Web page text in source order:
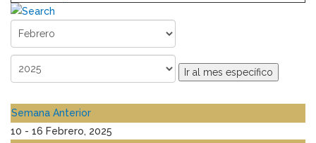
Ir al mes específico
Semana Anterior
10 - 16 Febrero, 2025